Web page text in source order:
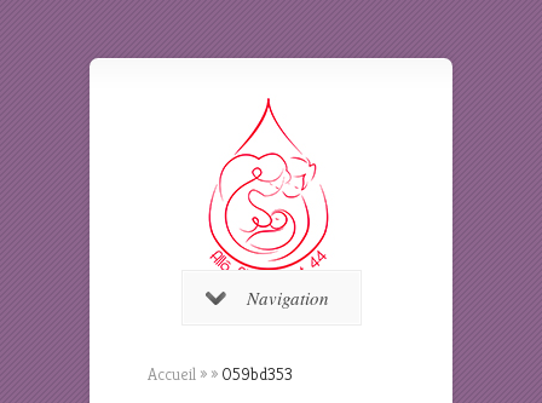
Navigation
Accueil » » 059bd353